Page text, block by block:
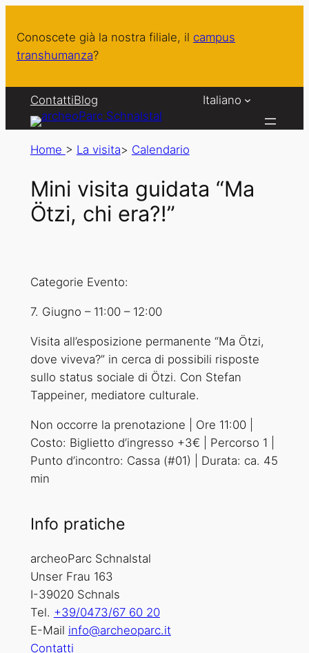
Conoscete già la nostra filiale, il campus
transhumanza?
ContattiBlog Italiano
Home > La visita> Calendario
Mini visita guidata “Ma
Ötzi, chi era?!”
Categorie Evento:
7. Giugno – 11:00 – 12:00
Visita all’esposizione permanente “Ma Ötzi,
dove viveva?” in cerca di possibili risposte
sullo status sociale di Ötzi. Con Stefan
Tappeiner, mediatore culturale.
Non occorre la prenotazione | Ore 11:00 |
Costo: Biglietto d’ingresso +3€ | Percorso 1 |
Punto d’incontro: Cassa (#01) | Durata: ca. 45
min
Info pratiche
archeoParc Schnalstal
Unser Frau 163
I-39020 Schnals
Tel. +39/0473/67 60 20
E-Mail info@archeoparc.it
Contatti